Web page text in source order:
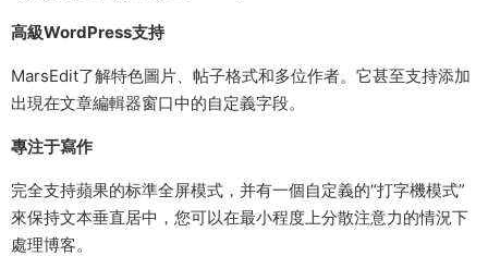
高級WordPress支持
MarsEdit了解特色圖片、帖子格式和多位作者。它甚至支持添加
出現在文章編輯器窗口中的自定義字段。
專注于寫作
完全支持蘋果的标準全屏模式，并有一個自定義的“打字機模式”
來保持文本垂直居中，您可以在最小程度上分散注意力的情況下
處理博客。